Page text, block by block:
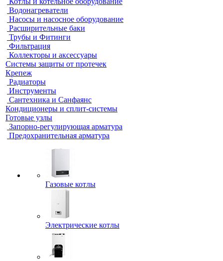
Водонагреватели
Насосы и насосное оборудование
Расширительные баки
Трубы и Фитинги
Фильтрация
Коллекторы и аксессуары
Системы защиты от протечек
Крепеж
Радиаторы
Инструменты
Сантехника и Санфаянс
Кондиционеры и сплит-системы
Готовые узлы
Запорно-регулирующая арматура
Предохранительная арматура
Газовые котлы
Электрические котлы